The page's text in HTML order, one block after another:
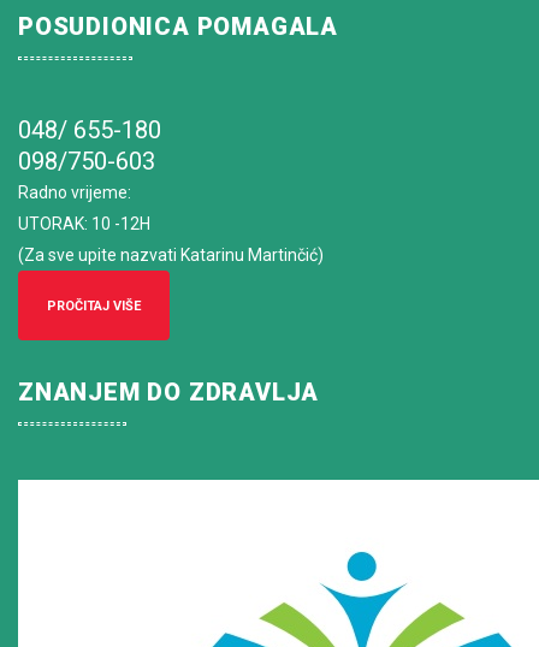
POSUDIONICA POMAGALA
048/ 655-180
098/750-603
Radno vrijeme:
UTORAK: 10 -12H
(Za sve upite nazvati Katarinu Martinčić)
PROČITAJ VIŠE
ZNANJEM DO ZDRAVLJA